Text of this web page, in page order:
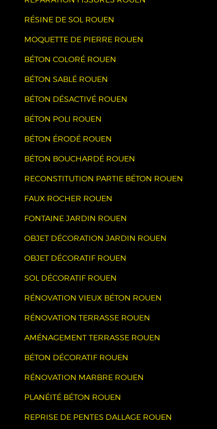
RÉSINE DE SOL ROUEN
MOQUETTE DE PIERRE ROUEN
BÉTON COLORÉ ROUEN
BÉTON SABLÉ ROUEN
BÉTON DÉSACTIVÉ ROUEN
BÉTON POLI ROUEN
BÉTON ÉRODÉ ROUEN
BÉTON BOUCHARDÉ ROUEN
RECONSTITUTION PARTIE BÉTON ROUEN
FAUX ROCHER ROUEN
FONTAINE JARDIN ROUEN
OBJET DÉCORATION JARDIN ROUEN
OBJET DÉCORATIF ROUEN
SOL DÉCORATIF ROUEN
RÉNOVATION VIEUX BÉTON ROUEN
RÉNOVATION TERRASSE ROUEN
AMÉNAGEMENT TERRASSE ROUEN
BÉTON DÉCORATIF ROUEN
RÉNOVATION MARBRE ROUEN
PLANÉITÉ BÉTON ROUEN
REPRISE DE PENTES DALLAGE ROUEN